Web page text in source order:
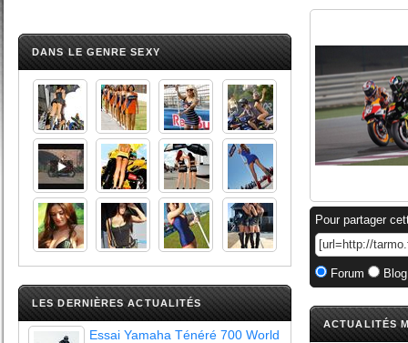
DANS LE GENRE SEXY
LES DERNIÈRES ACTUALITÉS
Essai Yamaha Ténéré 700 World
Pour partager
Forum
ACTUALITÉS